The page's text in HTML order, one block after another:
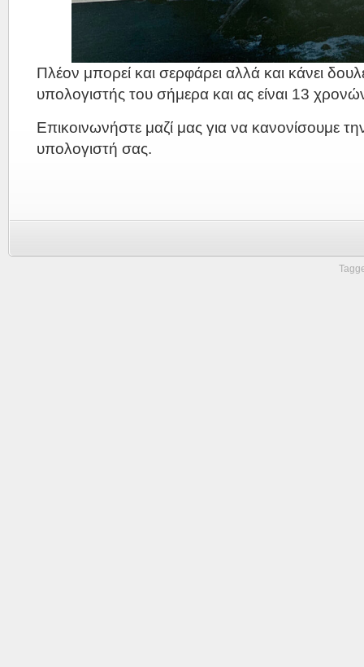
Πλέον μπορεί και σερφάρει αλλά και κάνει
υπολογιστής του σήμερα και ας είναι 13
Επικοινωνήστε μαζί μας για να κανονίσουμε
υπολογιστή σας.